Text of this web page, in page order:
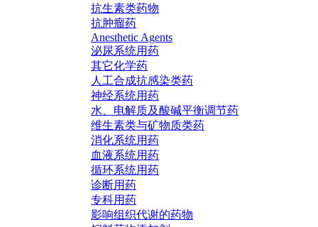
抗生素类药物
抗肿瘤药
Anesthetic Agents
泌尿系统用药
其它化学药
人工合成抗感染类药
神经系统用药
水、电解质及酸碱平衡调节药
维生素类与矿物质类药
消化系统用药
血液系统用药
循环系统用药
诊断用药
专科用药
影响组织代谢的药物